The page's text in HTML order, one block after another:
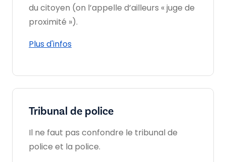
du citoyen (on l’appelle d’ailleurs « juge de
proximité »).
Plus d'infos
Tribunal de police
Il ne faut pas confondre le tribunal de
police et la police.